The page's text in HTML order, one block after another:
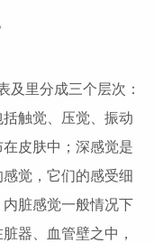
里分成三个层次：
触觉、压觉、振动
皮肤中；深感觉是
觉，它们的感受细
脏感觉一般情况下
器、血管壁之中，